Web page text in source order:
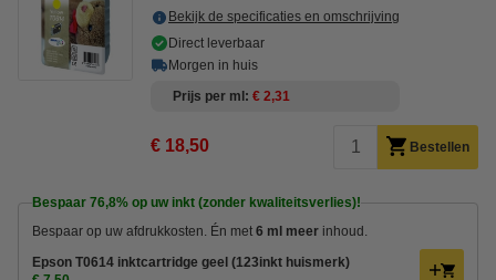
Bekijk de specificaties en omschrijving
Direct leverbaar
Morgen in huis
Prijs per ml
€ 2,31
€ 18,50 Bestellen
Bespaar 76,8% op uw inkt (zonder kwaliteitsverlies)!
Bespaar op uw afdrukkosten. Én met 6 ml meer inhoud.
Epson T0614 inktcartridge geel (123inkt huismerk)